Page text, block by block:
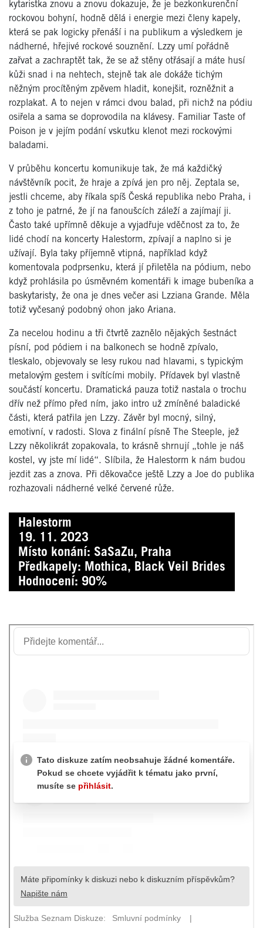
kytaristka znovu a znovu dokazuje, že je bezkonkurenční
rockovou bohyní, hodně dělá i energie mezi členy kapely,
která se pak logicky přenáší i na publikum a výsledkem je
nádherné, hřejivé rockové souznění. Lzzy umí pořádně
zařvat a zachraptět tak, že se až stěny otřásají a máte husí
kůži snad i na nehtech, stejně tak ale dokáže tichým
něžným procítěným zpěvem hladit, konejšit, rozněžnit a
rozplakat. A to nejen v rámci dvou balad, při nichž na pódiu
osiřela a sama se doprovodila na klávesy. Familiar Taste of
Poison je v jejím podání vskutku klenot mezi rockovými
baladami.
V průběhu koncertu komunikuje tak, že má každičký
návštěvník pocit, že hraje a zpívá jen pro něj. Zeptala se,
jestli chceme, aby říkala spíš Česká republika nebo Praha, i
z toho je patrné, že jí na fanoušcích záleží a zajímají ji.
Často také upřímně děkuje a vyjadřuje vděčnost za to, že
lidé chodí na koncerty Halestorm, zpívají a naplno si je
užívají. Byla taky příjemně vtipná, například když
komentovala podprsenku, která jí přiletěla na pódium, nebo
když prohlásila po úsměvném komentáři k image bubeníka a
baskytaristy, že ona je dnes večer asi Lzziana Grande. Měla
totiž vyčesaný podobný ohon jako Ariana.
Za necelou hodinu a tři čtvrtě zaznělo nějakých šestnáct
písní, pod pódiem i na balkonech se hodně zpívalo,
tleskalo, objevovaly se lesy rukou nad hlavami, s typickým
metalovým gestem i svítícími mobily. Přídavek byl vlastně
součástí koncertu. Dramatická pauza totiž nastala o trochu
dřív než přímo před ním, jako intro už zmíněné baladické
části, která patřila jen Lzzy. Závěr byl mocný, silný,
emotivní, v radosti. Slova z finální písně The Steeple, jež
Lzzy několikrát zopakovala, to krásně shrnují „tohle je náš
kostel, vy jste mí lidé“. Slíbila, že Halestorm k nám budou
jezdit zas a znova. Při děkovačce ještě Lzzy a Joe do publika
rozhazovali nádherné velké červené růže.
Halestorm
19. 11. 2023
Místo konání: SaSaZu, Praha
Předkapely: Mothica, Black Veil Brides
Hodnocení: 90%